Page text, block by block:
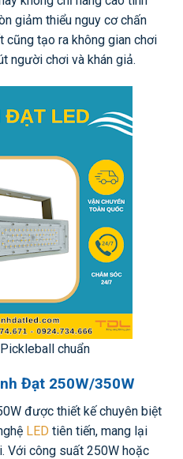
giảm thiểu nguy cơ chấn
cũng tạo ra không gian chơi
người chơi và khán giả.
chuẩn
Đạt 250W/350W
được thiết kế chuyên biệt
LED tiên tiến, mang lại
Với công suất 250W hoặc